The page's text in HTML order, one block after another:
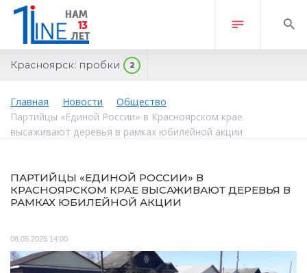
Красноярск: пробки 2
Главная Новости
Общество
Партийцы «Единой России» в Красноярском крае
высаживают деревья в рамках юбилейной акции
ПАРТИЙЦЫ «ЕДИНОЙ РОССИИ» В
КРАСНОЯРСКОМ КРАЕ ВЫСАЖИВАЮТ ДЕРЕВЬЯ В
РАМКАХ ЮБИЛЕЙНОЙ АКЦИИ
08.05.2025 14:00